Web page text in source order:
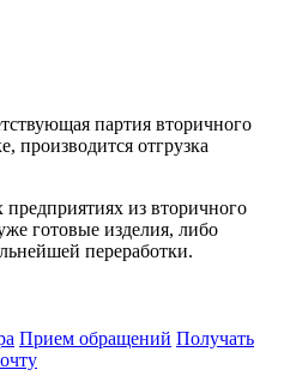
партия вторичного
производится отгрузка
из вторичного
готовые изделия, либо
переработки.
Прием обращений Получать